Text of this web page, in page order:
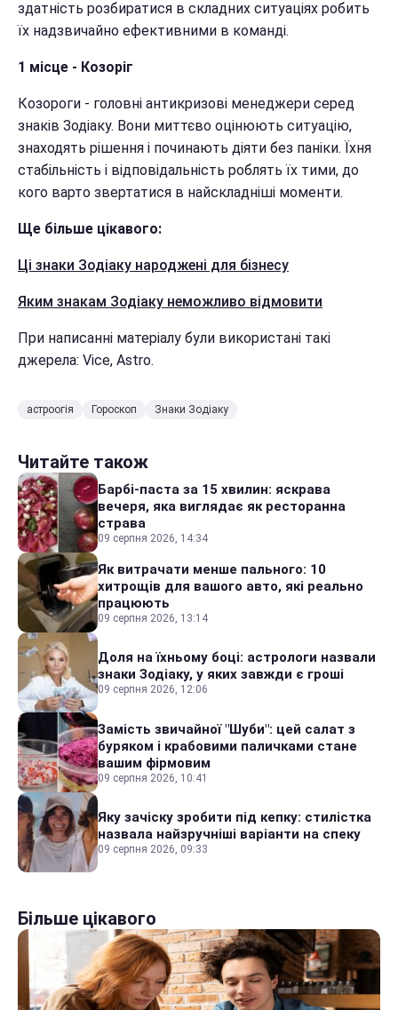
здатність розбиратися в складних ситуаціях робить
їх надзвичайно ефективними в команді.
1 місце - Козоріг
Козороги - головні антикризові менеджери серед
знаків Зодіаку. Вони миттєво оцінюють ситуацію,
знаходять рішення і починають діяти без паніки. Їхня
стабільність і відповідальність роблять їх тими, до
кого варто звертатися в найскладніші моменти.
Ще більше цікавого:
Ці знаки Зодіаку народжені для бізнесу
Яким знакам Зодіаку неможливо відмовити
При написанні матеріалу були використані такі
джерела: Vice, Astro.
астроогія Гороскоп Знаки Зодіаку
Читайте також
Барбі-паста за 15 хвилин: яскрава
вечеря, яка виглядає як ресторанна
страва
09 серпня 2026, 14:34
Як витрачати менше пального: 10
хитрощів для вашого авто, які реально
працюють
09 серпня 2026, 13:14
Доля на їхньому боці: астрологи назвали
знаки Зодіаку, у яких завжди є гроші
09 серпня 2026, 12:06
Замість звичайної "Шуби": цей салат з
буряком і крабовими паличками стане
вашим фірмовим
09 серпня 2026, 10:41
Яку зачіску зробити під кепку: стилістка
назвала найзручніші варіанти на спеку
09 серпня 2026, 09:33
Більше цікавого